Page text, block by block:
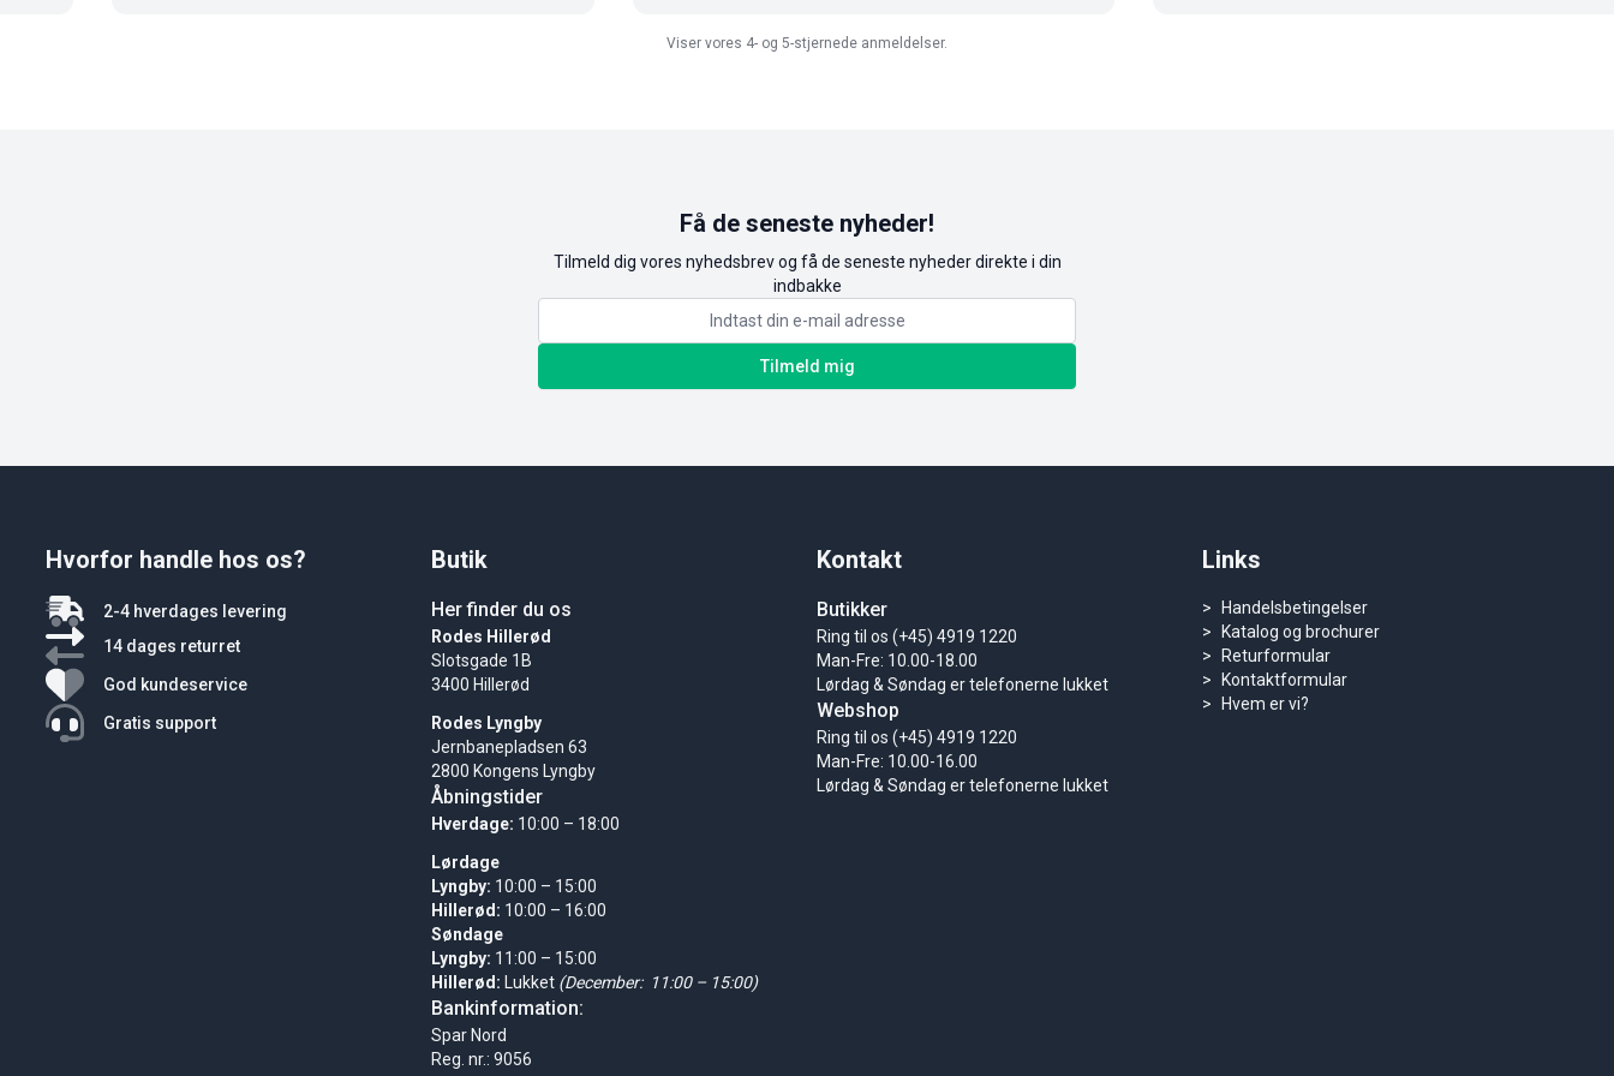
Viser vores 4- og 5-stjernede anmeldelser.
Få de seneste nyheder!
Tilmeld dig vores nyhedsbrev og få de seneste nyheder direkte i din
indbakke
Tilmeld mig
Butik
Her finder du os
Rodes Hillerød
Slotsgade 1B
3400 Hillerød
Rodes Lyngby
Jernbanepladsen 63
2800 Kongens Lyngby
Åbningstider
Hverdage: 10:00 – 18:00
Lørdage
Lyngby: 10:00 – 15:00
Hillerød: 10:00 – 16:00
Søndage
Lyngby: 11:00 – 15:00
Hillerød: Lukket (December: 11:00 – 15:00)
Bankinformation:
Spar Nord
Reg. nr.: 9056
Kontakt
Butikker
Ring til os (+45) 4919 1220
Man-Fre: 10.00-18.00
Lørdag & Søndag er telefonerne lukket
Webshop
Ring til os (+45) 4919 1220
Man-Fre: 10.00-16.00
Lørdag & Søndag er telefonerne lukket
Links
Handelsbetingelser
Katalog og brochurer
Returformular
Kontaktformular
Hvem er vi?
Hvorfor handle hos os?
2-4 hverdages levering
14 dages returret
God kundeservice
Gratis support